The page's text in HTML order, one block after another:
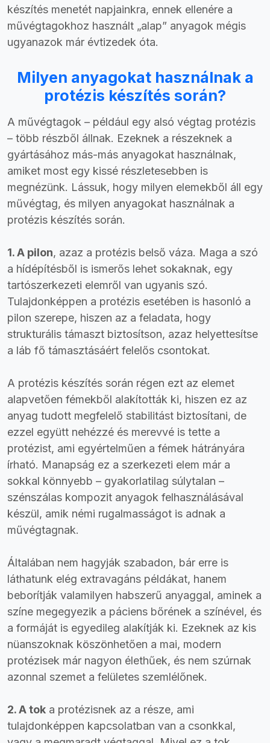
készítés menetét napjainkra, ennek ellenére a
művégtagokhoz használt „alap” anyagok mégis
ugyanazok már évtizedek óta.
Milyen anyagokat használnak a
protézis készítés során?
A művégtagok – például egy alsó végtag protézis
– több részből állnak. Ezeknek a részeknek a
gyártásához más-más anyagokat használnak,
amiket most egy kissé részletesebben is
megnézünk. Lássuk, hogy milyen elemekből áll egy
művégtag, és milyen anyagokat használnak a
protézis készítés során.
1. A pilon, azaz a protézis belső váza. Maga a szó
a hídépítésből is ismerős lehet sokaknak, egy
tartószerkezeti elemről van ugyanis szó.
Tulajdonképpen a protézis esetében is hasonló a
pilon szerepe, hiszen az a feladata, hogy
strukturális támaszt biztosítson, azaz helyettesítse
a láb fő támasztásáért felelős csontokat.
A protézis készítés során régen ezt az elemet
alapvetően fémekből alakították ki, hiszen ez az
anyag tudott megfelelő stabilitást biztosítani, de
ezzel együtt nehézzé és merevvé is tette a
protézist, ami egyértelműen a fémek hátrányára
írható. Manapság ez a szerkezeti elem már a
sokkal könnyebb – gyakorlatilag súlytalan –
szénszálas kompozit anyagok felhasználásával
készül, amik némi rugalmasságot is adnak a
művégtagnak.
Általában nem hagyják szabadon, bár erre is
láthatunk elég extravagáns példákat, hanem
beborítják valamilyen habszerű anyaggal, aminek a
színe megegyezik a páciens bőrének a színével, és
a formáját is egyedileg alakítják ki. Ezeknek az kis
nüanszoknak köszönhetően a mai, modern
protézisek már nagyon élethűek, és nem szúrnak
azonnal szemet a felületes szemlélőnek.
2. A tok a protézisnek az a része, ami
tulajdonképpen kapcsolatban van a csonkkal,